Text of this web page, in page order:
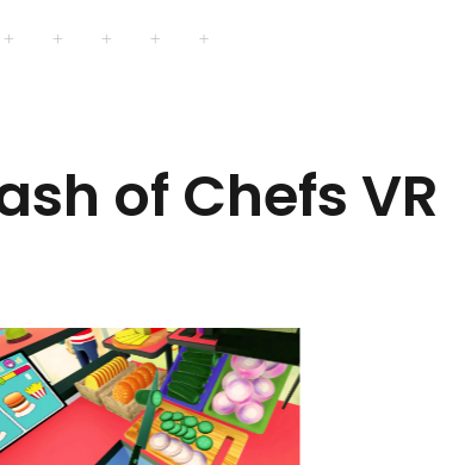
of Chefs VR